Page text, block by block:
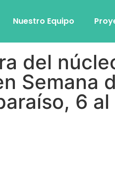
Nuestro Equipo
del
Semana
6